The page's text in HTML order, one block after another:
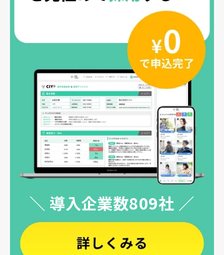
＼ 導入企業数809社 ／